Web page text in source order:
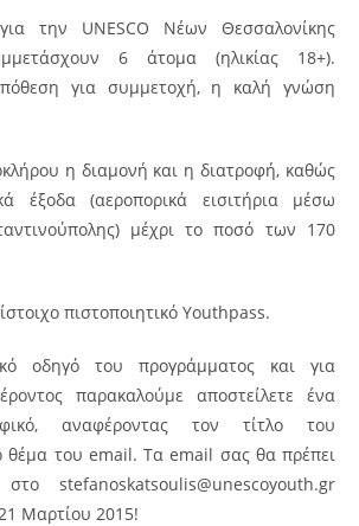
την UNESCO Νέων Θεσσαλονίκης
6 άτομα (ηλικίας 18+).
για συμμετοχή, η καλή γνώση
η διαμονή και η διατροφή, καθώς
έξοδα (αεροπορικά εισιτήρια μέσω
μέχρι το ποσό των 170
πιστοποιητικό Youthpass.
οδηγό του προγράμματος και για
παρακαλούμε αποστείλετε ένα
αναφέροντας τον τίτλο του
θέμα του email. Τα email σας θα πρέπει
stefanoskatsoulis@unescoyouth.gr
Μαρτίου 2015!